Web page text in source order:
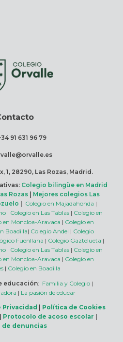
91 631 96 79
1, 28290, Las Rozas, Madrid.
Colegio bilingüe en Madrid
Rozas | Mejores colegios Las
| Colegio en Majadahonda |
| Colegio en Las Tablas| Colegio en
en Moncloa-Aravaca | Colegio en
Boadilla| Colegio Andel | Colegio
Fuenllana | Colegio Gaztelueta |
| Colegio en Las Tablas| Colegio en
en Moncloa-Aravaca | Colegio en
| Colegio en Boadilla
educación: Familia y Colegio |
| La pasión de educar
Privacidad | Política de Cookies
| Protocolo de acoso escolar |
de denuncias